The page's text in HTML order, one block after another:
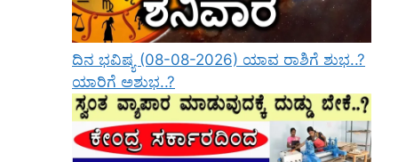
ದಿನ ಭವಿಷ್ಯ (08-08-2026) ಯಾವ ರಾಶಿಗೆ ಶುಭ..?
ಯಾರಿಗೆ ಅಶುಭ..?